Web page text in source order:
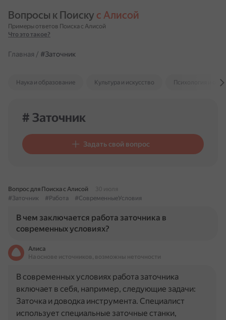
Вопросы к Поиску с Алисой
Примеры ответов Поиска с Алисой
Что это такое?
Главная / #Заточник
Наука и образование Культура и искусство Психология и
# Заточник
Задать свой вопрос
Вопрос для Поиска с Алисой
30 июля
#Заточник
#Работа #СовременныеУсловия
В чем заключается работа заточника в
современных условиях?
Алиса
На основе источников, возможны неточности
В современных условиях работа заточника
включает в себя, например, следующие задачи:
Заточка и доводка инструмента. Специалист
использует специальные заточные станки,